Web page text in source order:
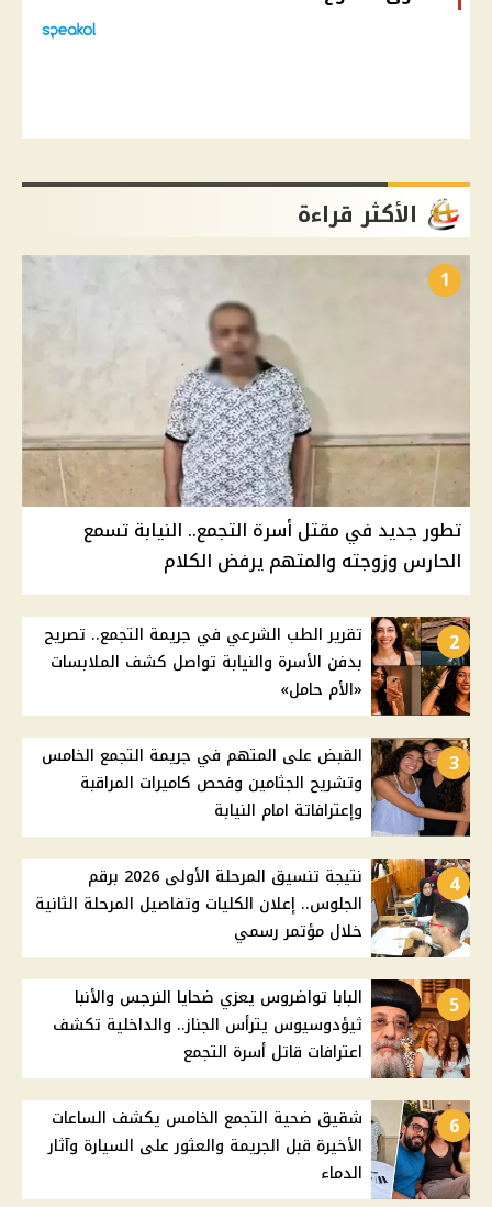
الأكثر قراءة
1
تطور جديد في مقتل أسرة التجمع.. النيابة تسمع
الحارس وزوجته والمتهم يرفض الكلام
2
تقرير الطب الشرعي في جريمة التجمع.. تصريح
بدفن الأسرة والنيابة تواصل كشف الملابسات
«الأم حامل»
3
القبض على المتهم في جريمة التجمع الخامس
وتشريح الجثامين وفحص كاميرات المراقبة
وإعترافاتة امام النيابة
4
نتيجة تنسيق المرحلة الأولى 2026 برقم
الجلوس.. إعلان الكليات وتفاصيل المرحلة الثانية
خلال مؤتمر رسمي
5
البابا تواضروس يعزي ضحايا النرجس والأنبا
ثيؤدوسيوس يترأس الجناز.. والداخلية تكشف
اعترافات قاتل أسرة التجمع
6
شقيق ضحية التجمع الخامس يكشف الساعات
الأخيرة قبل الجريمة والعثور على السيارة وآثار
الدماء